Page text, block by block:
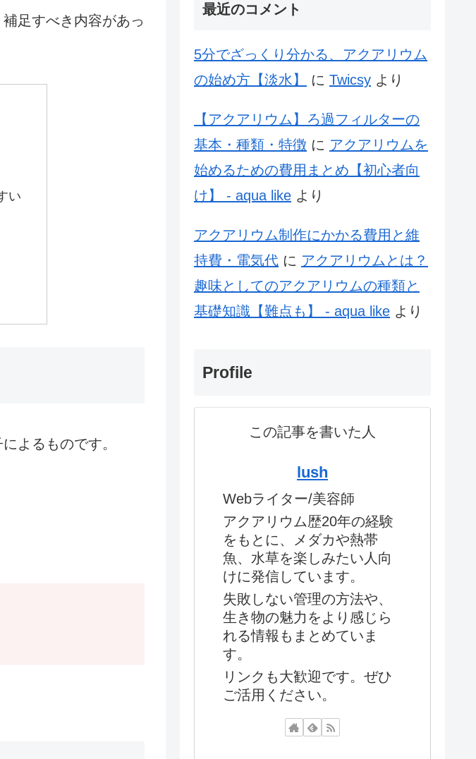
足すべき内容があっ
い
よるものです。
最近のコメント
5分でざっくり分かる、アクアリウム
の始め方【淡水】
に Twicsy より
【アクアリウム】ろ過フィルターの
基本・種類・特徴 に アクアリウムを
始めるための費用まとめ【初心者向
け】 - aqua like より
アクアリウム制作にかかる費用と維
持費・電気代 に アクアリウムとは？
趣味としてのアクアリウムの種類と
基礎知識【難点も】 - aqua like より
Profile
この記事を書いた人
lush
Webライター/美容師
アクアリウム歴20年の経験
をもとに、メダカや熱帯
魚、水草を楽しみたい人向
けに発信しています。
失敗しない管理の方法や、
生き物の魅力をより感じら
れる情報もまとめていま
す。
リンクも大歓迎です。ぜひ
ご活用ください。